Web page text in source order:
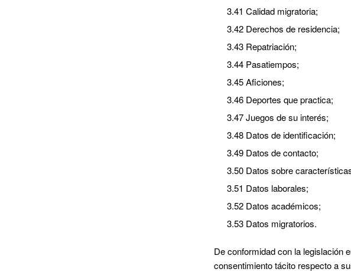
3.41 Calidad migratoria;
3.42 Derechos de residencia;
3.43 Repatriación;
3.44 Pasatiempos;
3.45 Aficiones;
3.46 Deportes que practica;
3.47 Juegos de su interés;
3.48 Datos de identificación;
3.49 Datos de contacto;
3.50 Datos sobre
3.51 Datos laborales;
3.52 Datos académicos;
3.53 Datos migratorios.
De conformidad con la legislación
consentimiento tácito respecto a